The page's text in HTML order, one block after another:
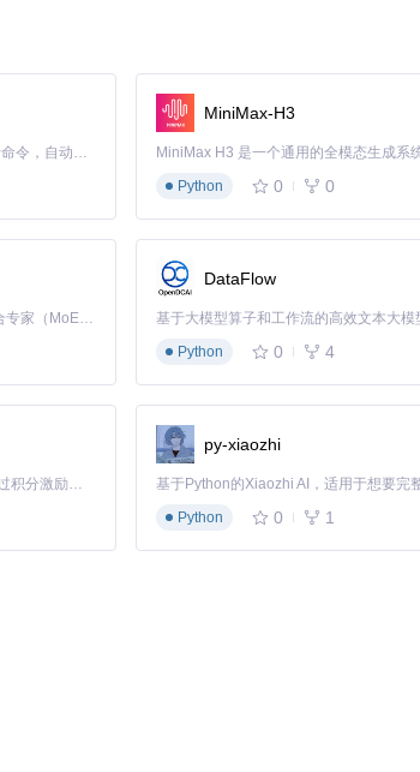
本工具采用动态IP池+随机请求间隔策略，在保证合
完成数据更新，使用本工具后仅需36分钟，效率提升
置三级校验机制：
计，支持：
Claude Code 的开源替代方案。连接任意大模型，编辑代码，运行命令，自动验证 — 全自动执行。用 Rust 构建，极致性能。 ｜ An open-source alternative to Claude Code. Connect any LLM, edit code, run commands, and verify changes — autonomously. Built in Rust for speed. Get Started
MiniMax-H3
Python
0 0
Kimi K3 是Kimi能力最强的模型：这是一个拥有 2.8 万亿参数的混合专家（MoE）模型，具备原生视觉理解能力，并支持 100 万 token 的上下文窗口。
DataFlow
基于大模型算子和工作流的高效文本大
Python
0 4
「源启盛夏」暑期校园开发者成长计划旨在激活校园开源力量，通过积分激励、认证扶持、资源倾斜等形式，引导高校组织和开发者完成「入驻 — 建项目 — 做贡献 — 获认证 — 得资源」的完整闭环。无论你是想带领社团入驻平台的组织者，还是希望用代码贡献证明自己的开发者，都能在这里找到属于你的成长路径。
py-xiaozhi
Python
0 1